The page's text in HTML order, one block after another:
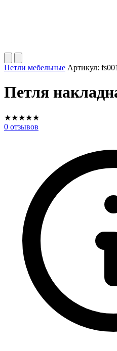
Петли мебельные Артикул:
Петля
★★★★★
0 отзывов